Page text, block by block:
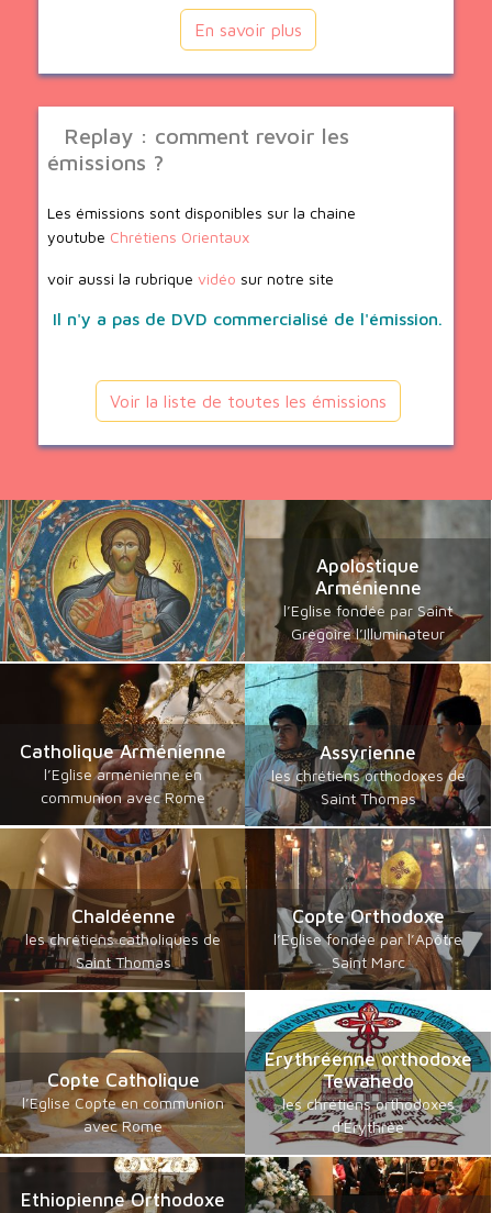
En savoir plus
Replay : comment revoir les
émissions ?
Les émissions sont disponibles sur la chaine
youtube Chrétiens Orientaux
voir aussi la rubrique vidéo sur notre site
Il n'y a pas de DVD commercialisé de l'émission.
Voir la liste de toutes les émissions
Apolostique
Arménienne
l’Eglise fondée par Saint
Grégoire l’Illuminateur
Catholique Arménienne
l’Eglise arménienne en
communion avec Rome
Assyrienne
les chrétiens orthodoxes de
Saint Thomas
Chaldéenne
les chrétiens catholiques de
Saint Thomas
Copte Orthodoxe
l’Eglise fondée par l’Apôtre
Saint Marc
Copte Catholique
l’Eglise Copte en communion
avec Rome
Erythréenne orthodoxe
Tewahedo
les chrétiens orthodoxes
d'Erythrée
Ethiopienne Orthodoxe